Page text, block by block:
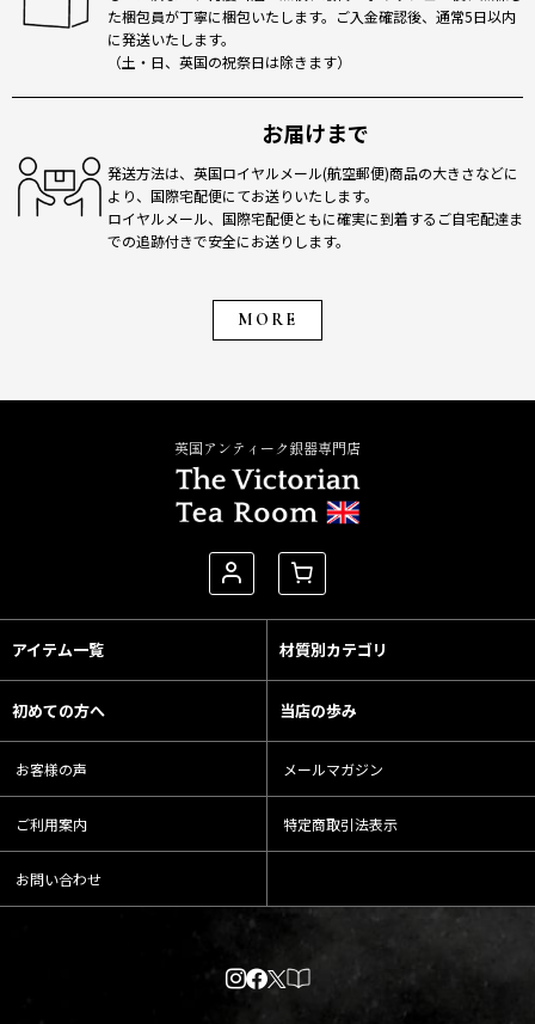
た梱包員が丁寧に梱包いたします。ご入金確認後、通常5日以内
に発送いたします。
（土・日、英国の祝祭日は除きます）
お届けまで
発送方法は、英国ロイヤルメール(航空郵便)商品の大きさなどに
より、国際宅配便にてお送りいたします。
ロイヤルメール、国際宅配便ともに確実に到着するご自宅配達ま
での追跡付きで安全にお送りします。
MORE
英国アンティーク銀器専門店
アイテム一覧 材質別カテゴリ
初めての方へ 当店の歩み
お客様の声 メールマガジン
ご利用案内 特定商取引法表示
お問い合わせ